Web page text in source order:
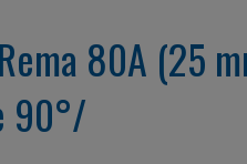
80A (25
90°/